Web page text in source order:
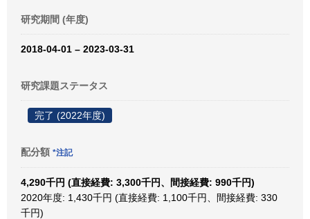
研究期間 (年度)
2018-04-01 – 2023-03-31
研究課題ステータス
完了 (2022年度)
配分額 *注記
4,290千円 (直接経費: 3,300千円、間接経費: 990千円)
2020年度: 1,430千円 (直接経費: 1,100千円、間接経費: 330
千円)